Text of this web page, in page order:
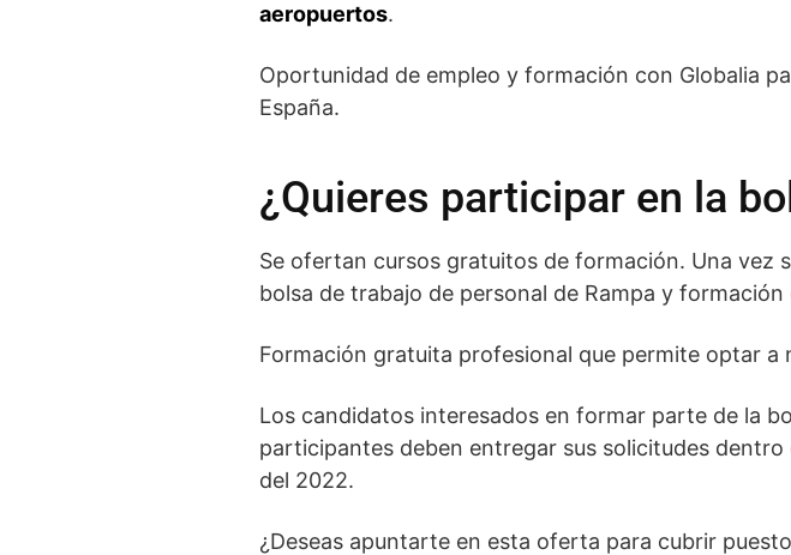
aeropuertos.
Oportunidad de empleo y formación con Globalia
España.
¿Quieres participar en la
Se ofertan cursos gratuitos de formación. Una vez
bolsa de trabajo de personal de Rampa y
Formación gratuita profesional que permite optar a
Los candidatos interesados en formar parte de la
participantes deben entregar sus solicitudes
del 2022.
¿Deseas apuntarte en esta oferta para cubrir